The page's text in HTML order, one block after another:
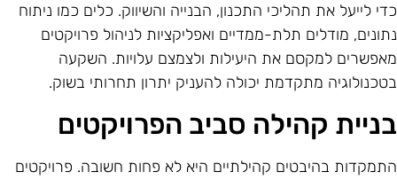
לייעל את תהליכי התכנון, הבנייה והשיווק. כלים כמו ניתוח
מודלים תלת-ממדיים ואפליקציות לניהול פרויקטים
למקסם את היעילות ולצמצם עלויות. השקעה
מתקדמת יכולה להעניק יתרון תחרותי בשוק.
קהילה סביב הפרויקטים
בהיבטים קהילתיים היא לא פחות חשובה. פרויקטים